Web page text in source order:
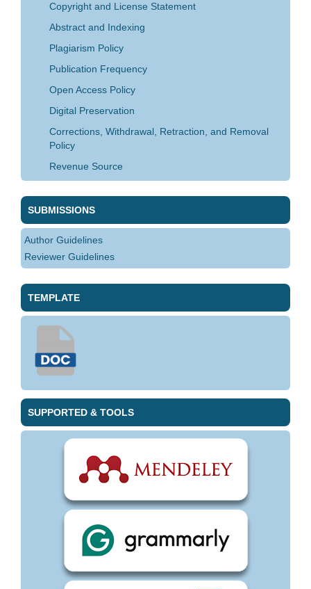
Copyright and License Statement
Abstract and Indexing
Plagiarism Policy
Publication Frequency
Open Access Policy
Digital Preservation
Corrections, Withdrawal, Retraction, and Removal
Policy
Revenue Source
SUBMISSIONS
Author Guidelines
Reviewer Guidelines
TEMPLATE
SUPPORTED & TOOLS